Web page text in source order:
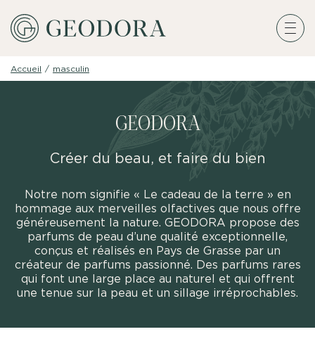
Accueil / masculin
GEODORA
Créer du beau, et faire du bien
Notre nom signifie « Le cadeau de la terre » en
hommage aux merveilles olfactives que nous offre
généreusement la nature. GEODORA propose des
parfums de peau d’une qualité exceptionnelle,
conçus et réalisés en Pays de Grasse par un
créateur de parfums passionné. Des parfums rares
qui font une large place au naturel et qui offrent
une tenue sur la peau et un sillage irréprochables.